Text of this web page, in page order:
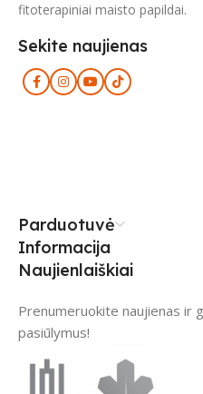
fitoterapiniai maisto papildai.
Sekite naujienas
Parduotuvė
Informacija
Naujienlaiškiai
Prenumeruokite naujienas ir
pasiūlymus!